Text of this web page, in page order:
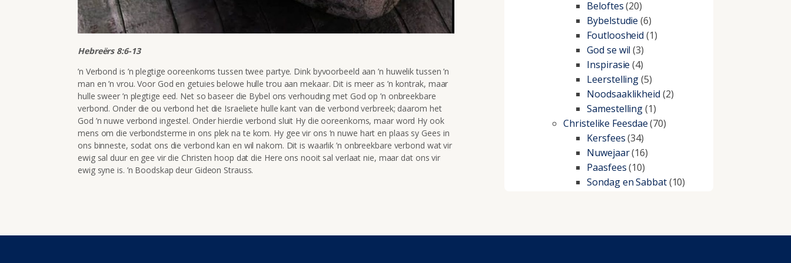
Hebreërs 8:6-13
’n Verbond is ’n plegtige ooreenkoms tussen twee partye. Dink byvoorbeeld aan ’n huwelik tussen ’n
man en ’n vrou. Voor God en getuies belowe hulle trou aan mekaar. Dit is meer as ’n kontrak, maar
hulle sweer ’n plegtige eed. Net so baseer die Bybel ons verhouding met God op ’n onbreekbare
verbond. Onder die ou verbond het die Israeliete hulle kant van die verbond verbreek; daarom het
God ’n nuwe verbond ingestel. Onder hierdie verbond sluit Hy die ooreenkoms, maar word Hy ook
mens om die verbondsterme in ons plek na te kom. Hy gee vir ons ’n nuwe hart en plaas sy Gees in
ons binneste, sodat ons die verbond kan en wil nakom. Dit is waarlik ’n onbreekbare verbond wat vir
ewig sal duur en gee vir die Christen hoop dat die Here ons nooit sal verlaat nie, maar dat ons vir
ewig syne is. ’n Boodskap deur Gideon Strauss.
Beloftes(20)
Bybelstudie (6)
Foutloosheid (1)
God se wil (3)
Inspirasie (4)
Leerstelling(5)
Noodsaaklikheid (2)
Samestelling(1)
Christelike Feesdae(70)
Kersfees(34)
Nuwejaar(16)
Paasfees(10)
Sondag en Sabbat(10)